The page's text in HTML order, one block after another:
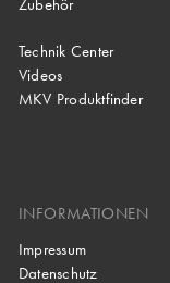
Technik Center
Videos
MKV Produktfinder
INFORMATIONEN
Impressum
Datenschutz